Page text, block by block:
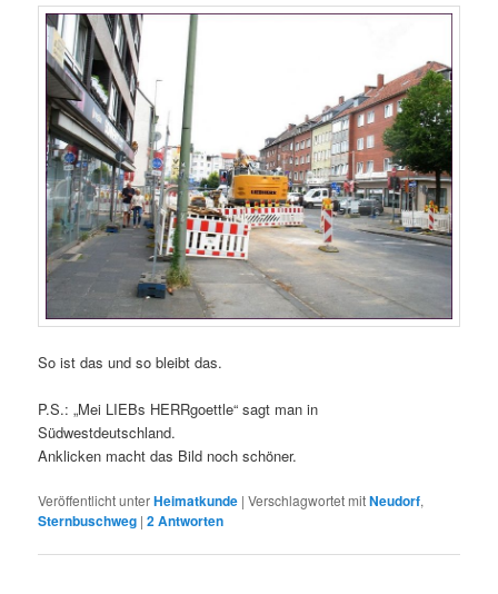
So ist das und so bleibt das.
P.S.: „Mei LIEBs HERRgoettle“ sagt man in
Südwestdeutschland.
Anklicken macht das Bild noch schöner.
Veröffentlicht unterHeimatkunde |Verschlagwortet mitNeudorf,
Sternbuschweg |2Antworten